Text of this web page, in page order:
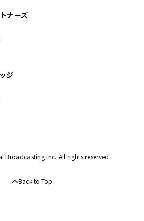
ナーズ
ジ
Inc. All rights reserved.
Back to Top